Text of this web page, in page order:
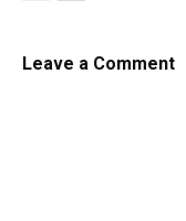
Leave a Comment